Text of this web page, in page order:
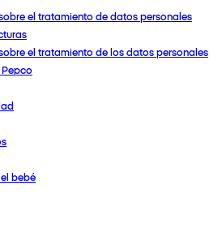
el tratamiento de datos personales
el tratamiento de los datos personales
bebé